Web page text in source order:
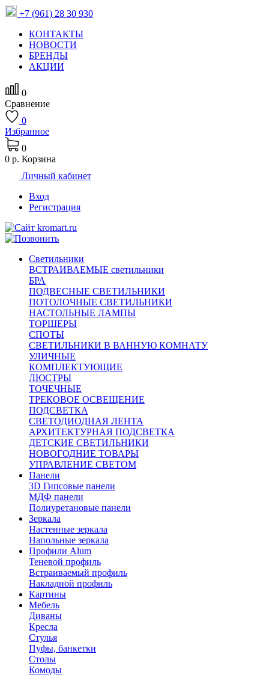
+7 (961) 28 30 930
КОНТАКТЫ
НОВОСТИ
БРЕНДЫ
АКЦИИ
0
Сравнение
0
Избранное
0
0 р. Корзина
Личный кабинет
Вход
Регистрация
Светильники
ВСТРАИВАЕМЫЕ светильники
БРА
ПОДВЕСНЫЕ СВЕТИЛЬНИКИ
ПОТОЛОЧНЫЕ СВЕТИЛЬНИКИ
НАСТОЛЬНЫЕ ЛАМПЫ
ТОРШЕРЫ
СПОТЫ
СВЕТИЛЬНИКИ В ВАННУЮ КОМНАТУ
УЛИЧНЫЕ
КОМПЛЕКТУЮЩИЕ
ЛЮСТРЫ
ТОЧЕЧНЫЕ
ТРЕКОВОЕ ОСВЕЩЕНИЕ
ПОДСВЕТКА
СВЕТОДИОДНАЯ ЛЕНТА
АРХИТЕКТУРНАЯ ПОДСВЕТКА
ДЕТСКИЕ СВЕТИЛЬНИКИ
НОВОГОДНИЕ ТОВАРЫ
УПРАВЛЕНИЕ СВЕТОМ
Панели
3D Гипсовые панели
МДФ панели
Полиуретановые панели
Зеркала
Настенные зеркала
Напольные зеркала
Профили Alum
Теневой профиль
Встраиваемый профиль
Накладной профиль
Картины
Мебель
Диваны
Кресла
Стулья
Пуфы, банкетки
Столы
Комоды